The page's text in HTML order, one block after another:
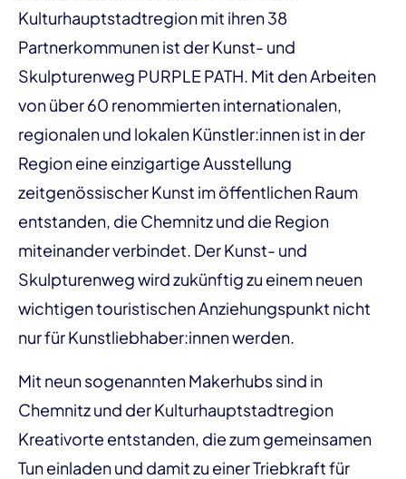
Kulturhauptstadtregion mit ihren 38
Partnerkommunen ist der Kunst- und
Skulpturenweg PURPLE PATH. Mit den Arbeiten
von über 60 renommierten internationalen,
regionalen und lokalen Künstler:innen ist in der
Region eine einzigartige Ausstellung
zeitgenössischer Kunst im öffentlichen Raum
entstanden, die Chemnitz und die Region
miteinander verbindet. Der Kunst- und
Skulpturenweg wird zukünftig zu einem neuen
wichtigen touristischen Anziehungspunkt nicht
nur für Kunstliebhaber:innen werden.
Mit neun sogenannten Makerhubs sind in
Chemnitz und der Kulturhauptstadtregion
Kreativorte entstanden, die zum gemeinsamen
Tun einladen und damit zu einer Triebkraft für